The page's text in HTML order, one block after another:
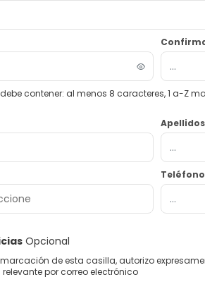
contener: al menos 8 caracteres, 1 a-Z
Apellidos
Teléfono
Opcional
de esta casilla, autorizo
por correo electrónico